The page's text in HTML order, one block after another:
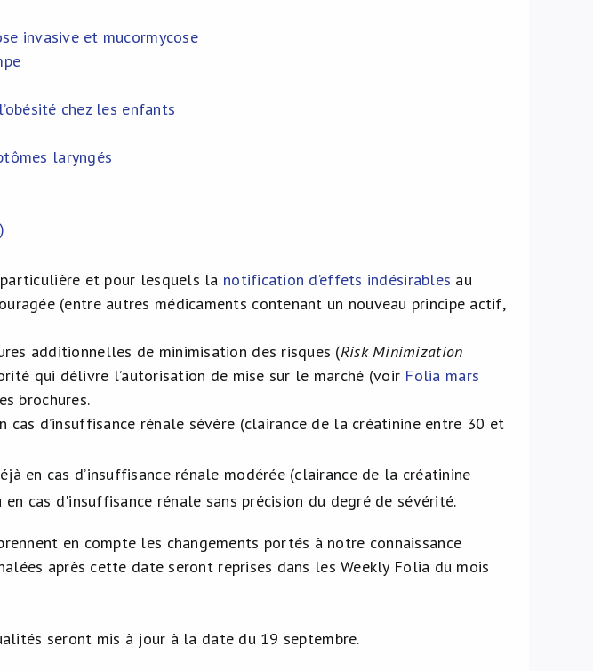
invasive et mucormycose
chez les enfants
laryngés
et pour lesquels la notification d’effets indésirables au
(entre autres médicaments contenant un nouveau principe actif,
additionnelles de minimisation des risques (Risk Minimization
qui délivre l’autorisation de mise sur le marché (voir Folia mars
brochures.
d’insuffisance rénale sévère (clairance de la créatinine entre 30 et
en cas d’insuffisance rénale modérée (clairance de la créatinine
en cas d'insuffisance rénale sans précision du degré de sévérité.
en compte les changements portés à notre connaissance
après cette date seront reprises dans les Weekly Folia du mois
seront mis à jour à la date du 19 septembre.